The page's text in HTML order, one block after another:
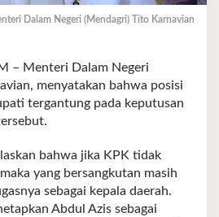
Dalam Negeri (Mendagri) Tito Karnavian
– Menteri Dalam Negeri
menyatakan bahwa posisi
tergantung pada keputusan
bahwa jika KPK tidak
yang bersangkutan masih
sebagai kepala daerah.
Abdul Azis sebagai